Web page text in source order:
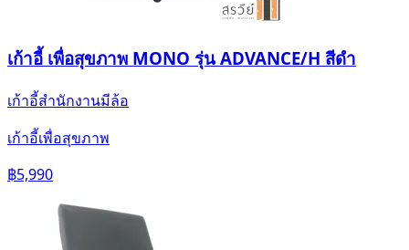
เก้าอี้ เพื่อสุขภาพ MONO รุ่น ADVANCE/H สีดำ
เก้าอี้สำนักงานมีล้อ
เก้าอี้เพื่อสุขภาพ
฿5,990